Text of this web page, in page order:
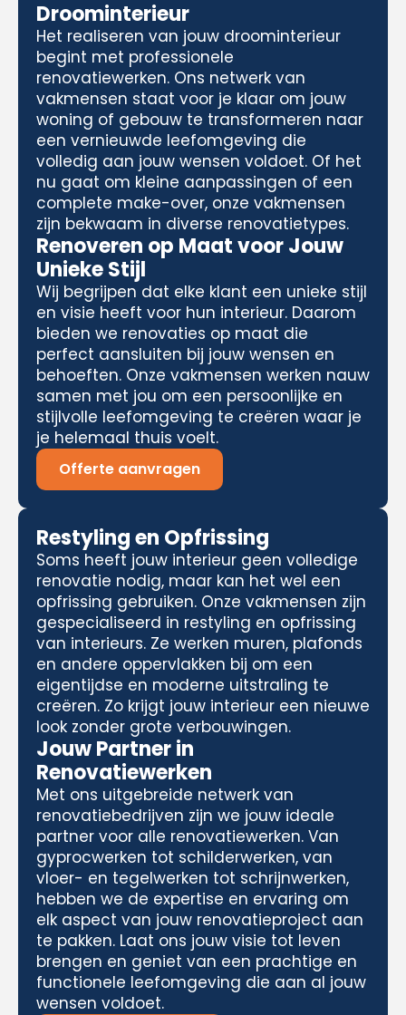
Droominterieur
Het realiseren van jouw droominterieur
begint met professionele
renovatiewerken. Ons netwerk van
vakmensen staat voor je klaar om jouw
woning of gebouw te transformeren naar
een vernieuwde leefomgeving die
volledig aan jouw wensen voldoet. Of het
nu gaat om kleine aanpassingen of een
complete make-over, onze vakmensen
zijn bekwaam in diverse renovatietypes.
Renoveren op Maat voor Jouw
Unieke Stijl
Wij begrijpen dat elke klant een unieke stijl
en visie heeft voor hun interieur. Daarom
bieden we renovaties op maat die
perfect aansluiten bij jouw wensen en
behoeften. Onze vakmensen werken nauw
samen met jou om een persoonlijke en
stijlvolle leefomgeving te creëren waar je
je helemaal thuis voelt.
Offerte aanvragen
Restyling en Opfrissing
Soms heeft jouw interieur geen volledige
renovatie nodig, maar kan het wel een
opfrissing gebruiken. Onze vakmensen zijn
gespecialiseerd in restyling en opfrissing
van interieurs. Ze werken muren, plafonds
en andere oppervlakken bij om een
eigentijdse en moderne uitstraling te
creëren. Zo krijgt jouw interieur een nieuwe
look zonder grote verbouwingen.
Jouw Partner in
Renovatiewerken
Met ons uitgebreide netwerk van
renovatiebedrijven zijn we jouw ideale
partner voor alle renovatiewerken. Van
gyprocwerken tot schilderwerken, van
vloer- en tegelwerken tot schrijnwerken,
hebben we de expertise en ervaring om
elk aspect van jouw renovatieproject aan
te pakken. Laat ons jouw visie tot leven
brengen en geniet van een prachtige en
functionele leefomgeving die aan al jouw
wensen voldoet.